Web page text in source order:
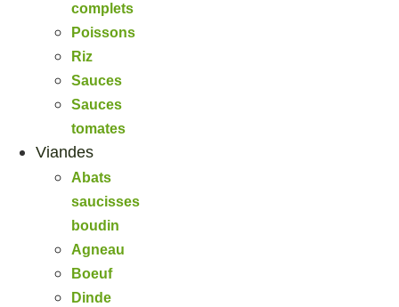
complets
Poissons
Riz
Sauces
Sauces
tomates
Viandes
Abats
saucisses
boudin
Agneau
Boeuf
Dinde